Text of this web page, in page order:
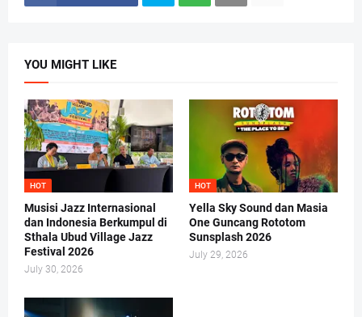
YOU MIGHT LIKE
HOT
Musisi Jazz Internasional
dan Indonesia Berkumpul di
Sthala Ubud Village Jazz
Festival 2026
July 30, 2026
HOT
Yella Sky Sound dan Masia
One Guncang Rototom
Sunsplash 2026
July 29, 2026